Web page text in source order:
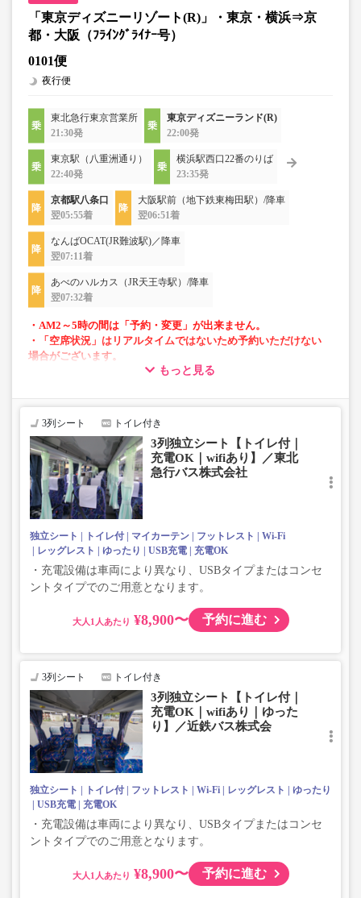
「東京ディズニーリゾート(R)」・東京・横浜⇒京
都・大阪（ﾌﾗｲﾝｸﾞﾗｲﾅｰ号）
0101便
夜行便
東北急行東京営業所
21:30発
東京ディズニーランド(R)
22:00発
東京駅（八重洲通り）
22:40発
横浜駅西口22番のりば
23:35発
京都駅八条口
翌05:55着
大阪駅前（地下鉄東梅田駅）/降車
翌06:51着
なんばOCAT(JR難波駅)／降車
翌07:11着
あべのハルカス（JR天王寺駅）/降車
翌07:32着
・AM2～5時の間は「予約・変更」が出来ません。
・「空席状況」はリアルタイムではないため予約いただけない
場合がございます。
・車両は予告なく変更となる場合がございます。これに伴い、
じめご了承ください。
もっと見る
3列シート トイレ付き
3列独立シート【トイレ付｜
充電OK｜wifiあり】／東北
急行バス株式会社
独立シート トイレ付 マイカーテン フットレスト
Wi-Fi
レッグレスト
ゆったり USB充電 充電OK
・充電設備は車両により異なり、USBタイプまたはコンセ
ントタイプでのご用意となります。
大人 ¥8,900〜 予約に進む
3列シート トイレ付き
3列独立シート【トイレ付｜
充電OK｜wifiあり｜ゆった
り】／近鉄バス株式会
独立シート トイレ付 フットレスト Wi-Fi レッグレスト
ゆったり
USB充電
充電OK
・充電設備は車両により異なり、USBタイプまたはコンセ
ントタイプでのご用意となります。
大人 ¥8,900〜 予約に進む